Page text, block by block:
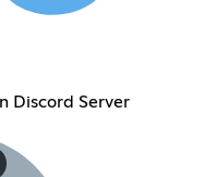
Discord Server